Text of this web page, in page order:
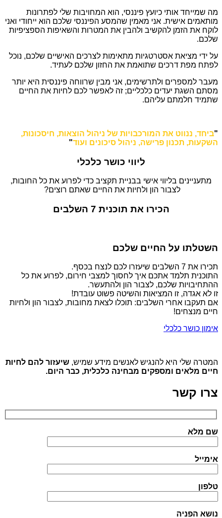
מה שמייחד אותי כיועץ פיננסי, הוא המחויבות שלי לפתרונות
מותאמים אישית. אני מאמין שהמסע הפיננסי שלכם הוא ייחודי ואני
לוקח את הזמן להקשיב ולהבין את המטרות והשאיפות הספציפיות
שלכם.
על ידי מציאת אסטרטגיות מתאימות לצרכים האישיים שלכם, נוכל
לפתח מפת דרכים שתואמת את החזון שלכם לעתיד.
מעבר למספרים ולתרשימים, אני מבין שרווחה פיננסית היא יותר
מסתם השגת יעדים כלכליים; זה לאפשר לכם לחיות את החיים
שתמיד חלמתם עליהם.
"ביחד, ננווט את המורכבויות של ניהול הוצאות, חיסכונות,
השקעות, תכנון פרישה, ניהול סיכונים ועוד"
ליווי כושר כלכלי
מתעניינים בליווי אישי בבניית תקציב כדי לפרוע את כל החובות,
לצבור הון ולחיות את החיים שאתם רוצים?
הכירו את תוכנית 7 השלבים
השטלתו על החיים שלכם
תכירו את 7 השלבים שיעזרו לכם לנצח בכסף.
התוכנית תלמד אתכם איך לחסוך למצבי חירום, לפרוע את כל
ההתחיבויות שלכם, לצבור הון ולהתעשר.
זו לא אגדה, זו המציאות והשיטה פשוט עובדת!
אם תעקבו אחרי השלבים: תוכלו לצאת מחובות, לצבור הון ולחיות
חיים מנצחים!
אימון כושר כלכלי
המטרה שלי היא להנגיש לאנשים מידע שמיש, שיעזור להם לחיות
חיים מלאים ומספקים מבחינה כלכלית, כבר היום.
צרו קשר
שם מלא
אימייל
טלפון
נושא הפניה